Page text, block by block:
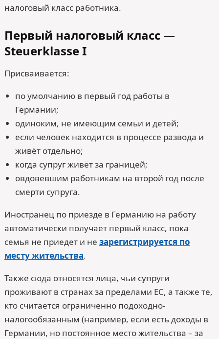
налоговый класс работника.
Первый налоговый класс —
Steuerklasse I
Присваивается:
по умолчанию в первый год работы в
Германии;
одиноким, не имеющим семьи и детей;
если человек находится в процессе развода и
живёт отдельно;
когда супруг живёт за границей;
овдовевшим работникам на второй год после
смерти супруга.
Иностранец по приезде в Германию на работу
автоматически получает первый класс, пока
семья не приедет и не зарегистрируется по
месту жительства.
Также сюда относятся лица, чьи супруги
проживают в странах за пределами ЕС, а также те,
кто считается ограниченно подоходно-
налогообязанным (например, если есть доходы в
Германии, но постоянное место жительства – за